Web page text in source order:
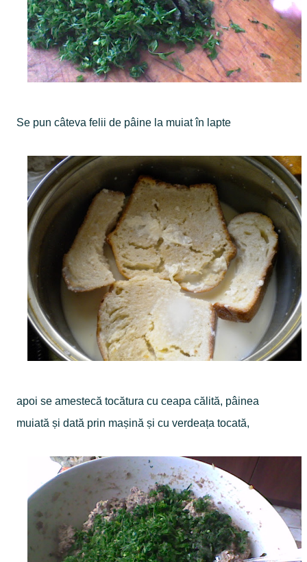
Se pun câteva felii de pâine la muiat în lapte
apoi se amestecă tocătura cu ceapa călită, pâinea
muiată și dată prin mașină și cu verdeața tocată,